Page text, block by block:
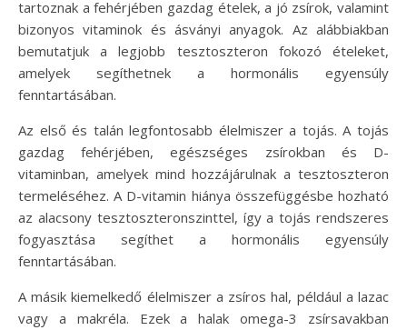
tartoznak a fehérjében gazdag ételek, a jó zsírok, valamint
bizonyos vitaminok és ásványi anyagok. Az alábbiakban
bemutatjuk a legjobb tesztoszteron fokozó ételeket,
amelyek segíthetnek a hormonális egyensúly
fenntartásában.
Az első és talán legfontosabb élelmiszer a tojás. A tojás
gazdag fehérjében, egészséges zsírokban és D-
vitaminban, amelyek mind hozzájárulnak a tesztoszteron
termeléséhez. A D-vitamin hiánya összefüggésbe hozható
az alacsony tesztoszteronszinttel, így a tojás rendszeres
fogyasztása segíthet a hormonális egyensúly
fenntartásában.
A másik kiemelkedő élelmiszer a zsíros hal, például a lazac
vagy a makréla. Ezek a halak omega-3 zsírsavakban